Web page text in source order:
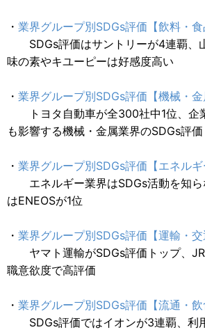
・ 業界グループ別SDGs評価【飲料・食
SDGs評価はサントリーが4連覇、山
味の素やキユーピーは好感度高い
・ 業界グループ別SDGs評価【機械・金
トヨタ自動車が全300社中1位、企
も影響する機械・金属業界のSDGs評価
・ 業界グループ別SDGs評価【エネルギ
エネルギー業界はSDGs活動を知
はENEOSが1位
・ 業界グループ別SDGs評価【運輸・交
ヤマト運輸がSDGs評価トップ、
職意欲度で高評価
・ 業界グループ別SDGs評価【流通・飲
SDGs評価ではイオンが3連覇、利